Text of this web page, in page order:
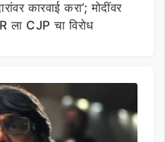
कारवाई करा’; मोदींवर
ला CJP चा विरोध